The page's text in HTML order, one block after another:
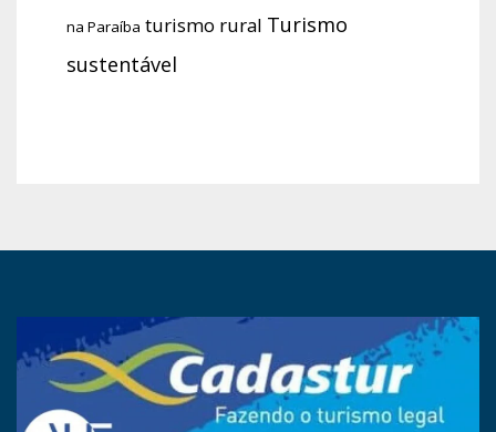
na Paraíba turismo rural Turismo
sustentável